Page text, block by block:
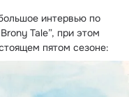
интервью по
Tale”, при этом
пятом сезоне: